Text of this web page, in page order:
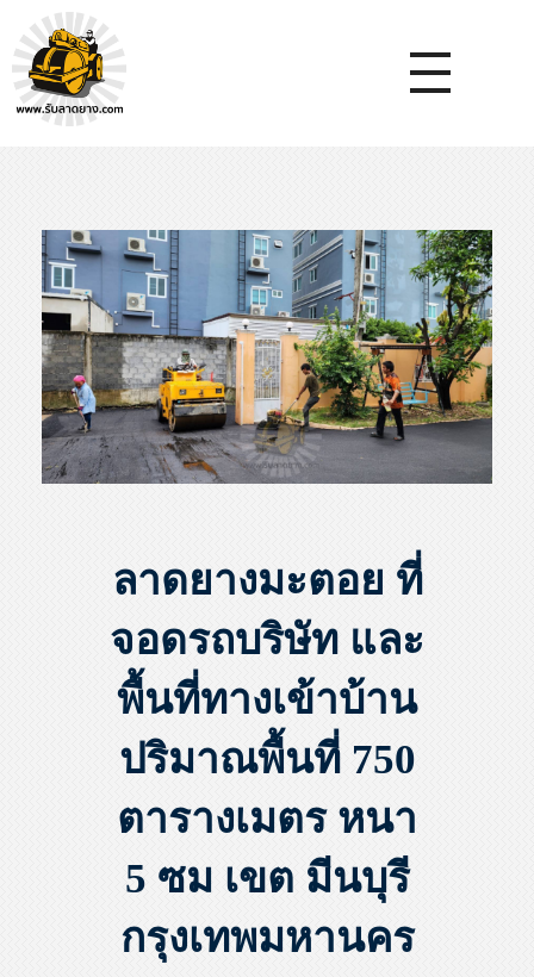
ลาดยางมะตอย ที่
จอดรถบริษัท และ
พื้นที่ทางเข้าบ้าน
ปริมาณพื้นที่ 750
ตารางเมตร หนา
5 ซม เขต มีนบุรี
กรุงเทพมหานคร